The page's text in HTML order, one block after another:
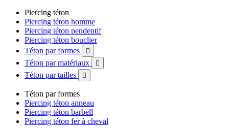
Piercing téton
Piercing téton homme
Piercing téton pendentif
Piercing téton bouclier
Téton par formes

Téton par matériaux 
Téton par tailles 
Téton par formes
Piercing téton anneau
Piercing téton barbell
Piercing téton fer à cheval